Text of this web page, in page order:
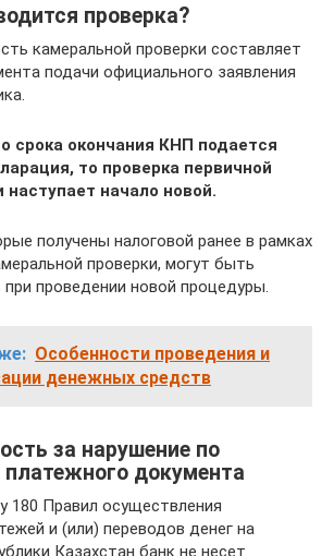
проверка?
камеральной проверки составляет
подачи официального заявления
срока окончания КНП подается
то проверка первичной
начало новой.
получены налоговой ранее в рамках
проверки, могут быть
проведении новой процедуры.
Особенности проведения и
денежных средств
за нарушение по
документа
180 Правил осуществления
и (или) переводов денег на
Казахстан банк не несет